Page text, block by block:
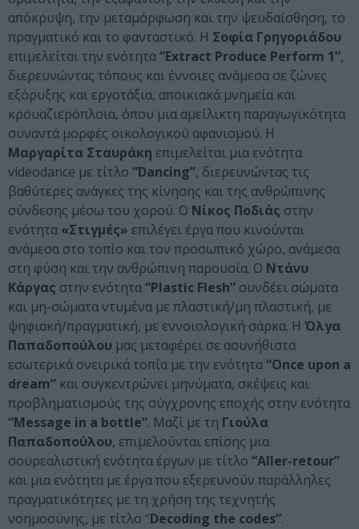
απόκρυψη, την μεταμόρφωση και την ψευδαίσθηση, το
πραγματικό και το φανταστικό. Η Σοφία Γρηγοριάδου
επιμελείται την ενότητα“Extract Produce Perform 1”,
διερευνώντας τόπους και έννοιες ανάμεσα σε ζώνες
εξόρυξης και εργοτάξια, αποικιακά μνημεία και
κρουαζιερόπλοια, όπου μια αμείλικτη παραγωγικότητα
συναντά μορφές οικολογικού αφανισμού. Η
Μαργαρίτα Σταυράκη επιμελείται μια ενότητα
videodance με τίτλο “Dancing”, διερευνώντας τις
βαθύτερες ανάγκες της κίνησης και της ανθρώπινης
σύνδεσης μέσω του χορού. Ο Νίκος Ποδιάς στην
ενότητα «Στιγμές» επιλέγει έργα που κινούνται
ανάμεσα στο τοπίο και τον προσωπικό χώρο, ανάμεσα
στη φύση και την ανθρώπινη παρουσία. Ο Ντάνυ
Κάργας στην ενότητα“Plastic Flesh” συνδέει σώματα
και μη-σώματα ντυμένα με πλαστική/μη πλαστική, με
ψηφιακή/πραγματική, με εννοιολογική σάρκα. Η Όλγα
Παπαδοπούλου μας μεταφέρει σε ασυνήθιστα
εσωτερικά ονειρικά τοπία με την ενότητα“Once upon a
dream” και συγκεντρώνει μηνύματα, σκέψεις και
προβληματισμούς της σύγχρονης εποχής στην ενότητα
“Message in a bottle”. Μαζί με τη Γιούλα
Παπαδοπούλου, επιμελούνται επίσης μια
σουρεαλιστική ενότητα έργων με τίτλο “Aller-retour”
και μια ενότητα με έργα που εξερευνούν παράλληλες
πραγματικότητες με τη χρήση της τεχνητής
νοημοσύνης, με τίτλο “Decoding the codes”.